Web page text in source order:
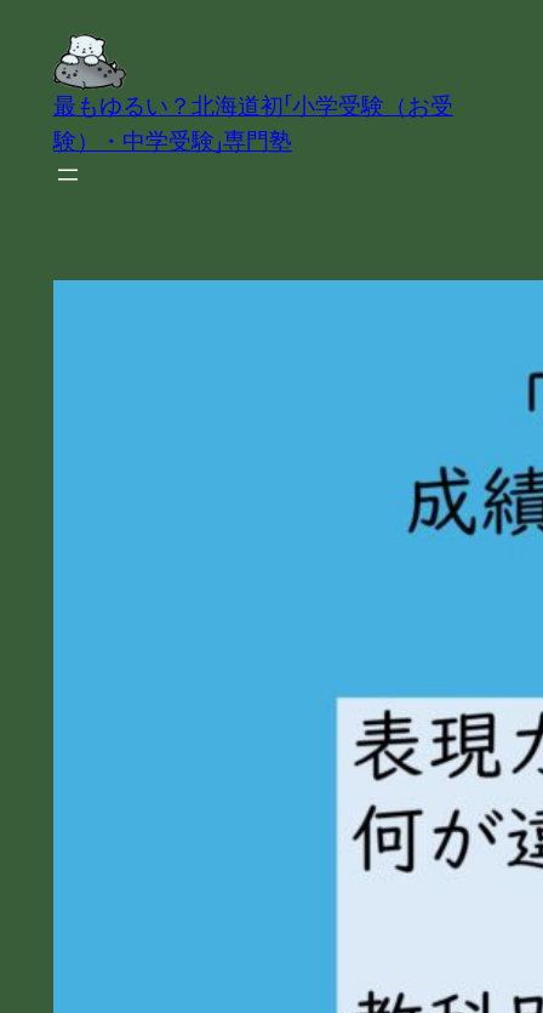
最もゆるい？北海道初「小学受験（お受
験）・中学受験」専門塾